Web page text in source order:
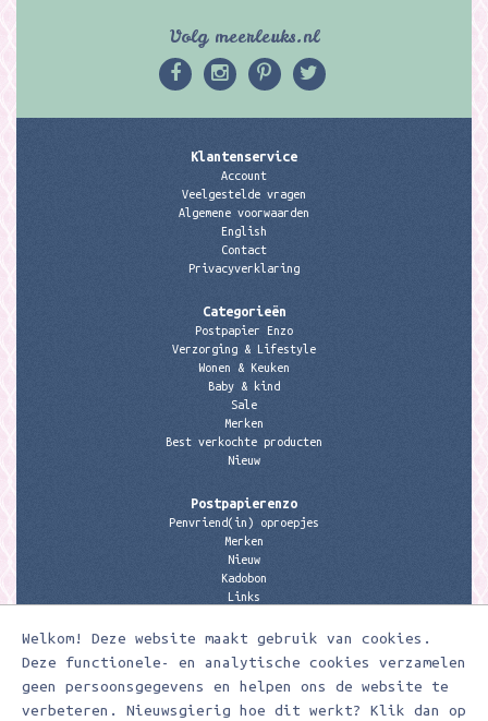
Welkom! Deze website maakt gebruik van cookies.
Deze functionele- en analytische cookies verzamelen
geen persoonsgegevens en helpen ons de website te
verbeteren. Nieuwsgierig hoe dit werkt? Klik dan op
Volg meerleuks.nl
Klantenservice
Account
Veelgestelde vragen
Algemene voorwaarden
English
Contact
Privacyverklaring
Categorieën
Postpapier Enzo
Verzorging & Lifestyle
Wonen & Keuken
Baby & kind
Sale
Merken
Best verkochte producten
Nieuw
Postpapierenzo
Penvriend(in) oproepjes
Merken
Nieuw
Kadobon
Links
Contactgegevens
Meerleuks
anita@meerleuks.nl
06 – 107 163 36